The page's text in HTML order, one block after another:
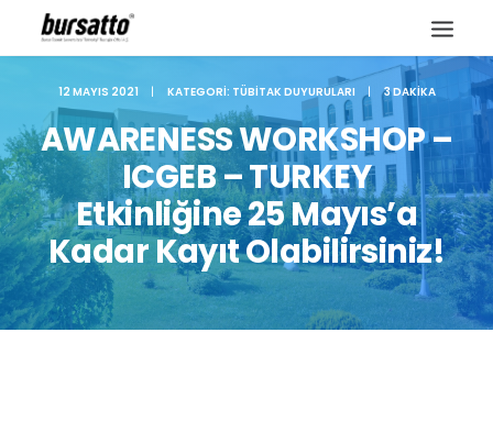
12 MAYIS 2021 | KATEGORI: TÜBITAK DUYURULARI | 3 DAKIKA
AWARENESS WORKSHOP –
ICGEB – TURKEY
Etkinliğine 25 Mayıs’a
Kadar Kayıt Olabilirsiniz!